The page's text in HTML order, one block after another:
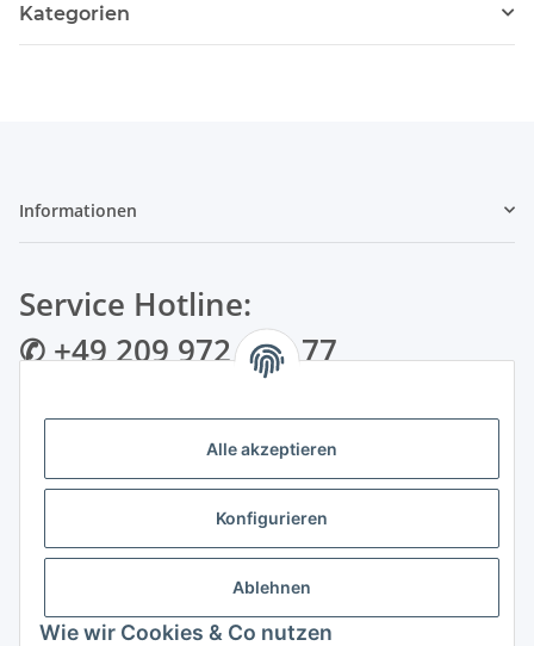
Alle akzeptieren
Konfigurieren
Ablehnen
Wie wir Cookies & Co nutzen
Kategorien
Informationen
Service Hotline:
✆ +49 209 972 995 77
Gewerkenstraße 34 | 45881 Gelsenkirchen
Zahlungsarten